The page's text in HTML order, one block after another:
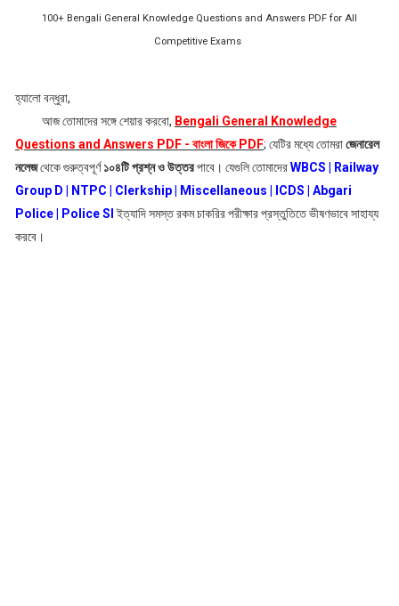
100+ Bengali General Knowledge Questions and Answers PDF for All
Competitive Exams
হ্যালো বন্ধুরা,
আজ তোমাদের সঙ্গে শেয়ার করবো, Bengali General Knowledge
Questions and Answers PDF - বাংলা জিকে PDF; যেটির মধ্যে তোমরাজেনারেল
নলেজথেকে গুরুত্বপূর্ণ১০৪টি প্রশ্ন ও উত্তরপাবে। যেগুলি তোমাদেরWBCS | Railway
Group D | NTPC | Clerkship | Miscellaneous | ICDS | Abgari
Police | Police SI ইত্যাদি সমস্ত রকম চাকরির পরীক্ষার প্রস্তুতিতে ভীষণভাবে সাহায্য
করবে।